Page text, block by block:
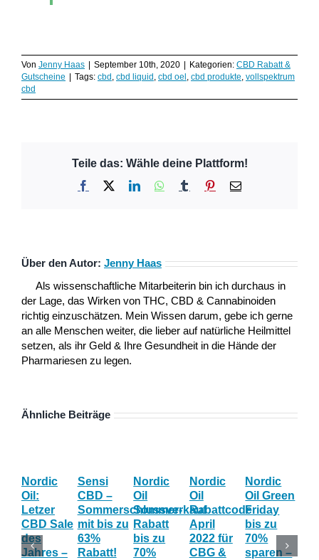
Von Jenny Haas September 10th, 2020 Kategorien: CBD Rabatt &
Gutscheine
Tags: cbd , cbd liquid , cbd oel , cbd produkte, vollspektrum
cbd
Teile das: Wähle deine Plattform!
Facebook LinkedInWhatsApp
Tumblr Pinterest
E-
Über den Autor: Jenny Haas
Als wissenschaftliche Mitarbeiterin bin ich durchaus in
der Lage, das Wirken von THC, CBD & Cannabinoiden
richtig einzuschätzen. Mein Wissen darum, gebe ich gerne
an alle Menschen weiter, die lieber auf natürliche Heilmittel
setzen, als ihr Geld & Ihre Gesundheit in die Hände der
Pharmariesen zu legen.
Ähnliche Beiträge
Nordic
Oil:
Letzer
CBD Sale
des
Jahres –
Sensi
CBD –
Sommerschlussverkauf
mit bis zu
63%
Rabatt!
Nordic
Oil
Sommer-
Rabatt
bis zu
70%
Nordic
Oil
Rabattcode
April
2022 für
CBG &
Nordic
Oil Green
Friday
bis zu
70%
sparen –